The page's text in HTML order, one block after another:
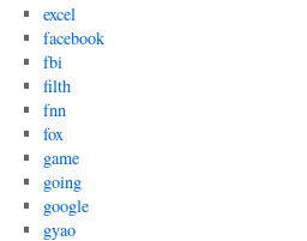
excel
facebook
fbi
filth
fnn
fox
game
going
google
gyao